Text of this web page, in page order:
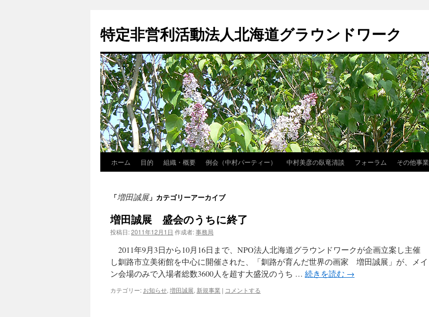
特定非営利活動法人北海道グラウンドワーク
ン
ツ
キ
ホーム 目的 組織・概要 例会（中村パーティー） 中村美彦の臥竜清談 フォーラム その他事業
「増田誠展」カテゴリーアーカイブ
増田誠展 盛会のうちに終了
投稿日:2011年12月1日 作成者:事務局
2011年9月3日から10月16日まで、NPO法人北海道グラウンドワークが企画立案し主催
し釧路市立美術館を中心に開催された、「釧路が育んだ世界の画家 増田誠展」が、メイ
ン会場のみで入場者総数3600人を超す大盛況のうち … 続きを読む →
カテゴリー: お知らせ, 増田誠展, 新規事業 | コメントする